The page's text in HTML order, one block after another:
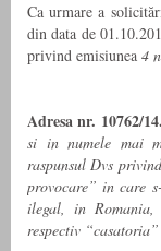
Ca urmare a
din data de
privind emisiunea 4
Adresa nr. 10762/
si in numele mai
raspunsul Dvs
provocare” in care
ilegal, in
respectiv